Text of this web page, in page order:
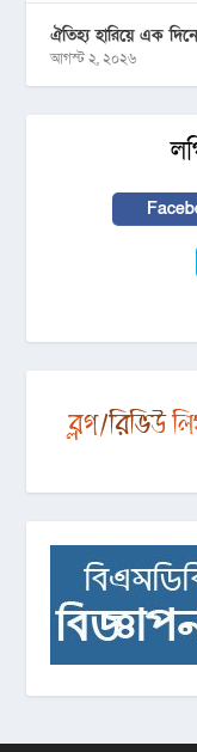
ঐতিহ্য হারিয়ে এক
আগস্ট ২, ২০২৬